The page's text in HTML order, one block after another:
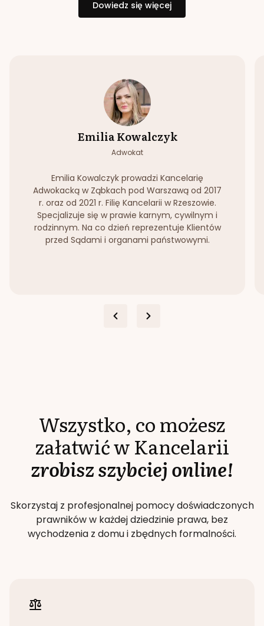
Dowiedz się więcej
Emilia Kowalczyk
Adwokat
Emilia Kowalczyk prowadzi Kancelarię
Adwokacką w Ząbkach pod Warszawą od 2017
r. oraz od 2021 r. Filię Kancelarii w Rzeszowie.
Specjalizuje się w prawie karnym, cywilnym i
rodzinnym. Na co dzień reprezentuje Klientów
przed Sądami i organami państwowymi.
Wszystko, co możesz
załatwić w Kancelarii
zrobisz szybciej online!
Skorzystaj z profesjonalnej pomocy doświadczonych
prawników w każdej dziedzinie prawa, bez
wychodzenia z domu i zbędnych formalności.